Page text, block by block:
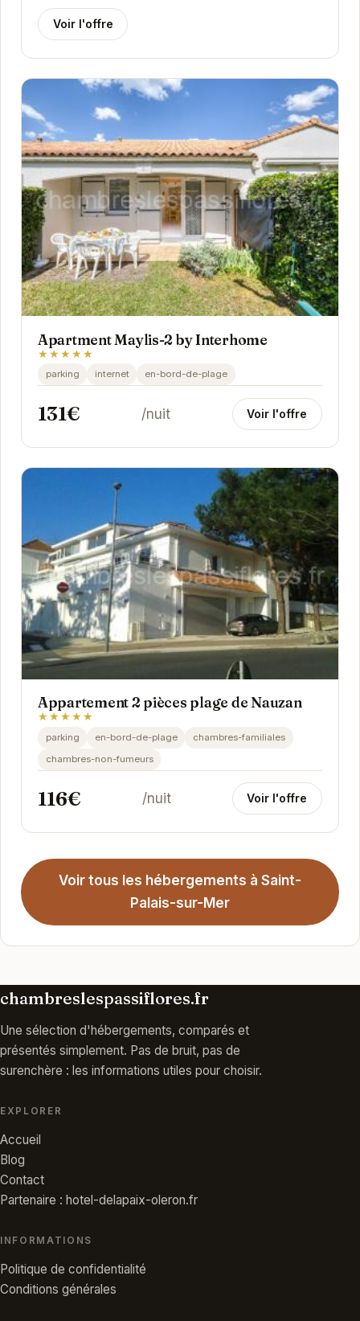
Voir l'offre
Apartment Maylis-2 by Interhome
★★★★★
parking internet en-bord-de-plage
131€ /nuit Voir l'offre
Appartement 2 pièces plage de Nauzan
★★★★★
parking en-bord-de-plage
chambres-familiales
chambres-non-fumeurs
116€ /nuit Voir l'offre
Voir tous les hébergements à Saint-
Palais-sur-Mer
chambreslespassiflores.fr
Une sélection d'hébergements, comparés et
présentés simplement. Pas de bruit, pas de
surenchère : les informations utiles pour choisir.
EXPLORER
Accueil
Blog
Contact
Partenaire : hotel-delapaix-oleron.fr
INFORMATIONS
Politique de confidentialité
Conditions générales